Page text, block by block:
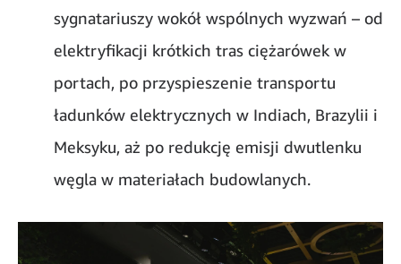
sygnatariuszy wokół wspólnych wyzwań – od
elektryfikacji krótkich tras ciężarówek w
portach, po przyspieszenie transportu
ładunków elektrycznych w Indiach, Brazylii i
Meksyku, aż po redukcję emisji dwutlenku
węgla w materiałach budowlanych.